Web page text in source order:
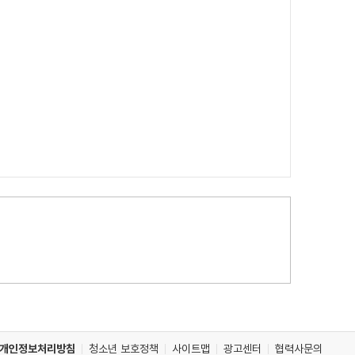
개인정보처리방침 청소년 보호정책 사이트맵 광고센터 협력사문의